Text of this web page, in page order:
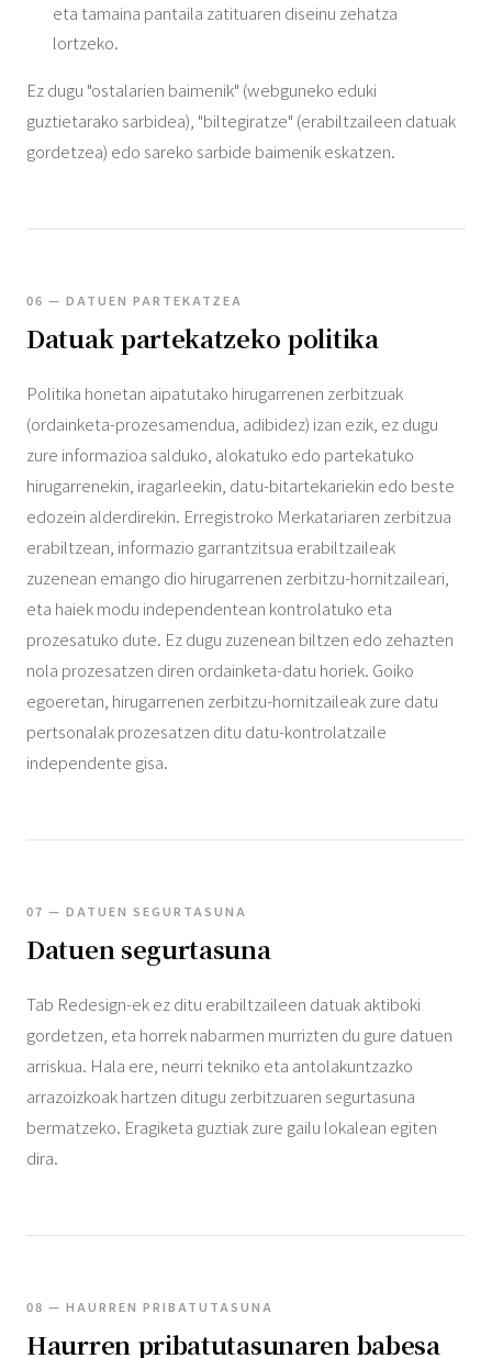
eta tamaina pantaila zatituaren diseinu zehatza
lortzeko.
Ez dugu "ostalarien baimenik" (webguneko eduki
guztietarako sarbidea), "biltegiratze" (erabiltzaileen datuak
gordetzea) edo sareko sarbide baimenik eskatzen.
06 — DATUEN PARTEKATZEA
Datuak partekatzeko politika
Politika honetan aipatutako hirugarrenen zerbitzuak
(ordainketa-prozesamendua, adibidez) izan ezik, ez dugu
zure informazioa salduko, alokatuko edo partekatuko
hirugarrenekin, iragarleekin, datu-bitartekariekin edo beste
edozein alderdirekin. Erregistroko Merkatariaren zerbitzua
erabiltzean, informazio garrantzitsua erabiltzaileak
zuzenean emango dio hirugarrenen zerbitzu-hornitzaileari,
eta haiek modu independentean kontrolatuko eta
prozesatuko dute. Ez dugu zuzenean biltzen edo zehazten
nola prozesatzen diren ordainketa-datu horiek. Goiko
egoeretan, hirugarrenen zerbitzu-hornitzaileak zure datu
pertsonalak prozesatzen ditu datu-kontrolatzaile
independente gisa.
07 — DATUEN SEGURTASUNA
Datuen segurtasuna
Tab Redesign-ek ez ditu erabiltzaileen datuak aktiboki
gordetzen, eta horrek nabarmen murrizten du gure datuen
arriskua. Hala ere, neurri tekniko eta antolakuntzazko
arrazoizkoak hartzen ditugu zerbitzuaren segurtasuna
bermatzeko. Eragiketa guztiak zure gailu lokalean egiten
dira.
08 — HAURREN PRIBATUTASUNA
Haurren pribatutasunaren babesa